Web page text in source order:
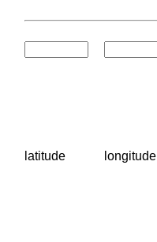
latitude longitude